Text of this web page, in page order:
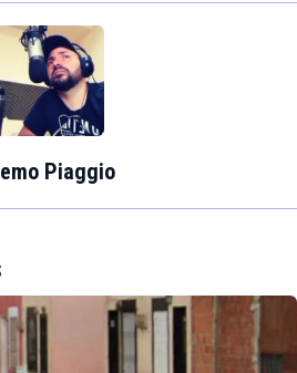
Piaggio